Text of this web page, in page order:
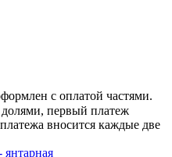
с оплатой частями.
первый платеж
вносится каждые две